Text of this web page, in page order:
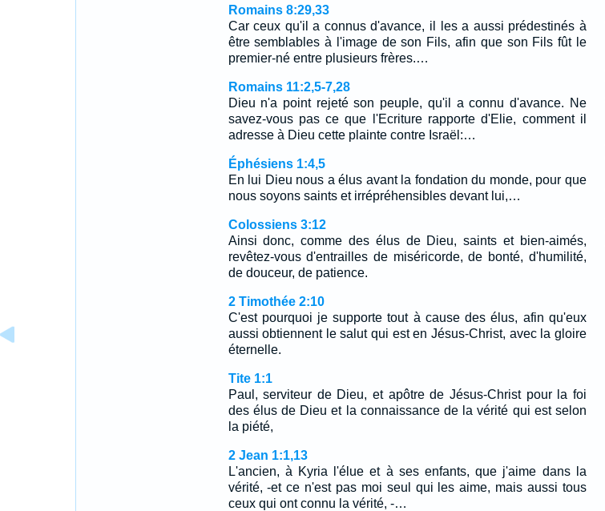
Romains 8:29,33
Car ceux qu'il a connus d'avance, il les a aussi prédestinés à
être semblables à l'image de son Fils, afin que son Fils fût le
premier-né entre plusieurs frères.…
Romains 11:2,5-7,28
Dieu n'a point rejeté son peuple, qu'il a connu d'avance. Ne
savez-vous pas ce que l'Ecriture rapporte d'Elie, comment il
adresse à Dieu cette plainte contre Israël:…
Éphésiens 1:4,5
En lui Dieu nous a élus avant la fondation du monde, pour que
nous soyons saints et irrépréhensibles devant lui,…
Colossiens 3:12
Ainsi donc, comme des élus de Dieu, saints et bien-aimés,
revêtez-vous d'entrailles de miséricorde, de bonté, d'humilité,
de douceur, de patience.
2 Timothée 2:10
C'est pourquoi je supporte tout à cause des élus, afin qu'eux
aussi obtiennent le salut qui est en Jésus-Christ, avec la gloire
éternelle.
Tite 1:1
Paul, serviteur de Dieu, et apôtre de Jésus-Christ pour la foi
des élus de Dieu et la connaissance de la vérité qui est selon
la piété,
2 Jean 1:1,13
L'ancien, à Kyria l'élue et à ses enfants, que j'aime dans la
vérité, -et ce n'est pas moi seul qui les aime, mais aussi tous
ceux qui ont connu la vérité, -…